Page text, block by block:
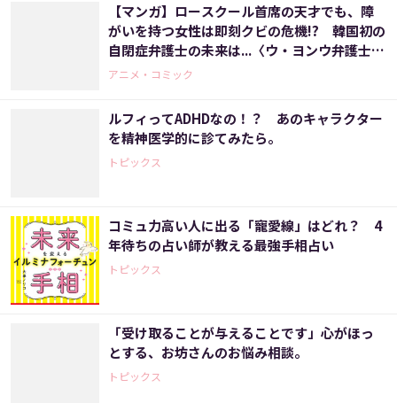
【マンガ】ロースクール首席の天才でも、障
がいを持つ女性は即刻クビの危機!? 韓国初の
自閉症弁護士の未来は...〈ウ・ヨンウ弁護士は
天才肌(2)〉
アニメ・コミック
ルフィってADHDなの！？ あのキャラクター
を精神医学的に診てみたら。
トピックス
コミュ力高い人に出る「寵愛線」はどれ？ 4
年待ちの占い師が教える最強手相占い
トピックス
「受け取ることが与えることです」心がほっ
とする、お坊さんのお悩み相談。
トピックス